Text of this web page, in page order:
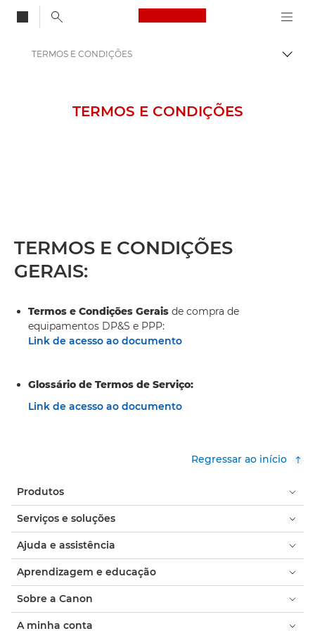
Canon Logo, back
TERMOS E CONDIÇÕES
TERMOS E CONDIÇÕES
TERMOS E CONDIÇÕES
GERAIS:
Termos e Condições Gerais de compra de
equipamentos DP&S e PPP:
Link de acesso ao documento
Glossário de Termos de Serviço:
Link de acesso ao documento
Regressar ao início
Produtos
Serviços e soluções
Ajuda e assistência
Aprendizagem e educação
Sobre a Canon
A minha conta